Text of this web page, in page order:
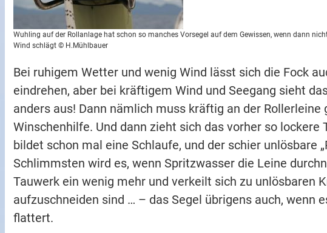
Wuhling auf der Rollanlage hat schon so manches Vorsegel auf dem Gewissen, wenn dann
Wind schlägt © H.Mühlbauer
Bei ruhigem Wetter und wenig Wind lässt sich die Fock
eindrehen, aber bei kräftigem Wind und Seegang sieht
anders aus! Dann nämlich muss kräftig an der
Winschenhilfe. Und dann zieht sich das vorher so
bildet schon mal eine Schlaufe, und der schier unlösbare
Schlimmsten wird es, wenn Spritzwasser die Leine
Tauwerk ein wenig mehr und verkeilt sich zu unlösbaren
aufzuschneiden sind … – das Segel übrigens auch, wenn
flattert.